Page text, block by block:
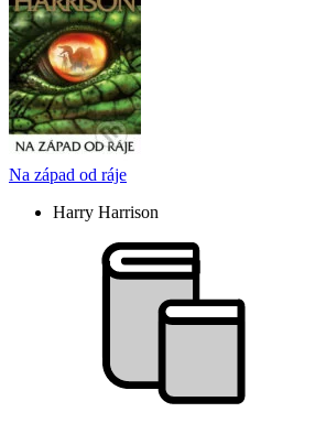
Na západ od ráje
Harry Harrison